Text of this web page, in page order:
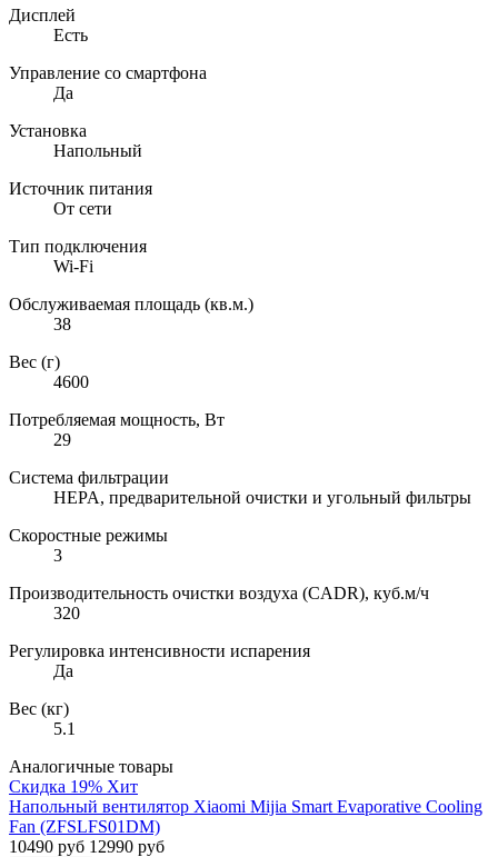
Дисплей
Есть
Управление со смартфона
Да
Установка
Напольный
Источник питания
От сети
Тип подключения
Wi-Fi
Обслуживаемая площадь (кв.м.)
38
Вес (г)
4600
Потребляемая мощность, Вт
29
Система фильтрации
HEPA, предварительной очистки и угольный фильтры
Скоростные режимы
3
Производительность очистки воздуха (CADR), куб.м/ч
320
Регулировка интенсивности испарения
Да
Вес (кг)
5.1
Аналогичные товары
Скидка 19% Хит
Напольный вентилятор Xiaomi Mijia Smart Evaporative Cooling
Fan (ZFSLFS01DM)
10490 руб 12990 руб